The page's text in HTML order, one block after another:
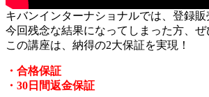
キバンインターナショナルでは、登録
今回残念な結果になってしまった方、ぜ
この講座は、納得の2大保証を実現！
・合格保証
・30日間返金保証